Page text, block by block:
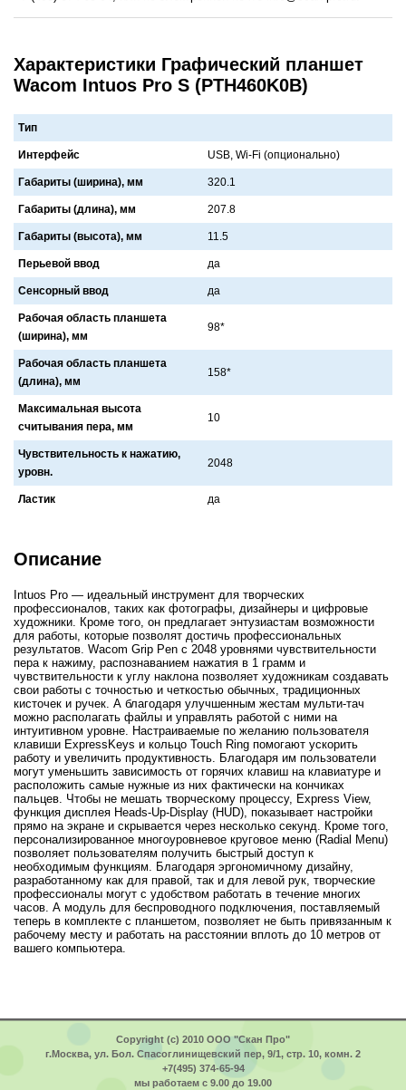
Характеристики Графический планшет
Wacom Intuos Pro S (PTH460K0B)
Тип
Интерфейс USB, Wi-Fi (опционально)
Габариты (ширина), мм 320.1
Габариты (длина), мм 207.8
Габариты (высота), мм 11.5
Перьевой ввод да
Сенсорный ввод да
Рабочая область планшета
(ширина), мм
98*
Рабочая область планшета
(длина), мм
158*
Максимальная высота
считывания пера, мм
10
Чувствительность к нажатию,
уровн.
2048
Ластик да
Описание
Intuos Pro — идеальный инструмент для творческих
профессионалов, таких как фотографы, дизайнеры и цифровые
художники. Кроме того, он предлагает энтузиастам возможности
для работы, которые позволят достичь профессиональных
результатов. Wacom Grip Pen с 2048 уровнями чувствительности
пера к нажиму, распознаванием нажатия в 1 грамм и
чувствительности к углу наклона позволяет художникам создавать
свои работы с точностью и четкостью обычных, традиционных
кисточек и ручек. А благодаря улучшенным жестам мульти-тач
можно располагать файлы и управлять работой с ними на
интуитивном уровне. Настраиваемые по желанию пользователя
клавиши ExpressKeys и кольцо Touch Ring помогают ускорить
работу и увеличить продуктивность. Благодаря им пользователи
могут уменьшить зависимость от горячих клавиш на клавиатуре и
расположить самые нужные из них фактически на кончиках
пальцев. Чтобы не мешать творческому процессу, Express View,
функция дисплея Heads-Up-Display (HUD), показывает настройки
прямо на экране и скрывается через несколько секунд. Кроме того,
персонализированное многоуровневое круговое меню (Radial Menu)
позволяет пользователям получить быстрый доступ к
необходимым функциям. Благодаря эргономичному дизайну,
разработанному как для правой, так и для левой рук, творческие
профессионалы могут с удобством работать в течение многих
часов. А модуль для беспроводного подключения, поставляемый
теперь в комплекте с планшетом, позволяет не быть привязанным к
рабочему месту и работать на расстоянии вплоть до 10 метров от
вашего компьютера.
Copyright (c) 2010 ООО "Скан Про"
г.Москва, ул. Бол. Спасоглинищевский пер, 9/1, стр. 10, комн. 2
+7(495) 374-65-94
мы работаем с 9.00 до 19.00